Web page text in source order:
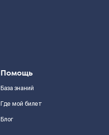
Помощь
База знаний
Где мой билет
Блог